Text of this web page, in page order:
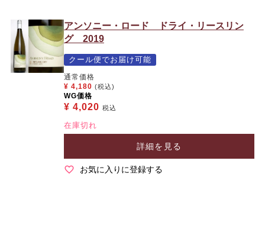
アンソニー・ロード ドライ・リースリン
グ 2019
クール便でお届け可能
通常価格
¥ 4,180 (税込)
WG価格
¥ 4,020 税込
在庫切れ
詳細を見る
お気に入りに登録する